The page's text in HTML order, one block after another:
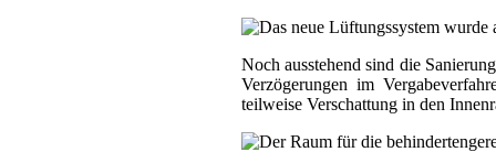
Noch ausstehend sind die
Verzögerungen im
teilweise Verschattung in den